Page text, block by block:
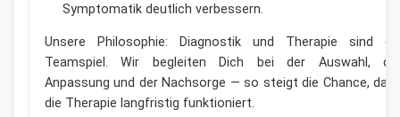
Symptomatik deutlich verbessern.
Unsere Philosophie: Diagnostik und Therapie sind
Teamspiel. Wir begleiten Dich bei der Auswahl,
Anpassung und der Nachsorge — so steigt die Chance,
die Therapie langfristig funktioniert.